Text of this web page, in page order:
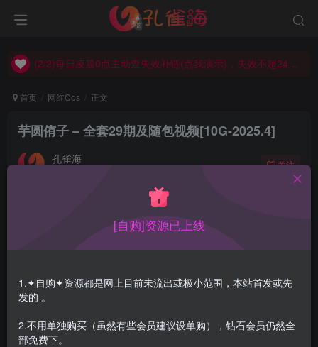
(2/2)每日凌晨0点主动查失效补链(点我演示)，失效不超24小时，
(2/2)每日凌晨0点主动查失效补链(点我演示)，失效不超24小时，
首页 网红Cos 正文
芋圆侑子 – 全套29期及随包视频[10G-2025.4]
孔雀海 关注
芋圆侑子，成名作：人妻围裙，本身肤白貌美有个性，当然
最重要是经营自己得有想法。
[自购]资源已上线
1.✦自购✦资源都是网上目前未流出或极小范围，本站首发或先
发的 。
2.不用单独购买（虽然有些会员建议设单购），钻石会员仍然全
部免费下。